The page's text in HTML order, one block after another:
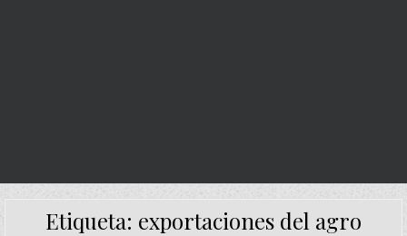
Etiqueta: exportaciones del agro